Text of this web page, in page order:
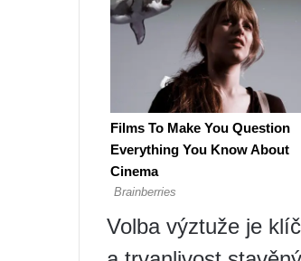
Volba výztuže je